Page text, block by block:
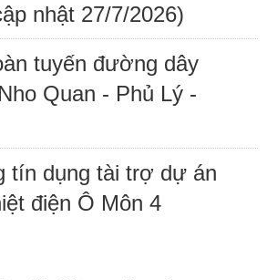
nhật 27/7/2026)
tuyến đường dây
Quan - Phủ Lý -
tín dụng tài trợ dự án
điện Ô Môn 4